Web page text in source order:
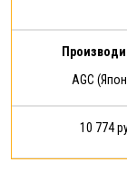
AGC
10 774